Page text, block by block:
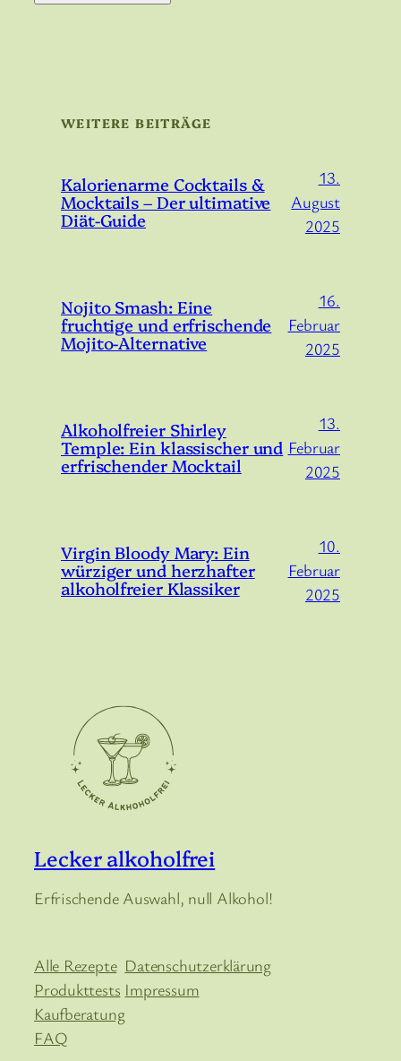
WEITERE BEITRÄGE
Kalorienarme Cocktails &
Mocktails – Der ultimative
Diät-Guide
13.
August
2025
Nojito Smash: Eine
fruchtige und erfrischende
Mojito-Alternative
16.
Februar
2025
Alkoholfreier Shirley
Temple: Ein klassischer und
erfrischender Mocktail
13.
Februar
2025
Virgin Bloody Mary: Ein
würziger und herzhafter
alkoholfreier Klassiker
10.
Februar
2025
Lecker alkoholfrei
Erfrischende Auswahl, null Alkohol!
Alle Rezepte
Produkttests
Kaufberatung
FAQ
Datenschutzerklärung
Impressum